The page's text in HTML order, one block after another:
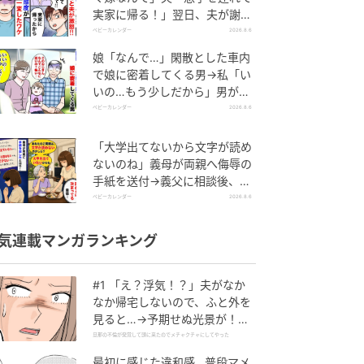
実家に帰る！」翌日、夫が謝罪
してきたワケ
ベビーカレンダー 2026.8.6
娘「なんで…」閑散とした車内
で娘に密着してくる男→私「い
いの…もう少しだから」男が血
相を変え逃げたワケ
ベビーカレンダー 2026.8.6
「大学出てないから文字が読め
ないのね」義母が両親へ侮辱の
手紙を送付→義父に相談後、訪
れた末路とは
ベビーカレンダー 2026.8.6
連載マンガランキング
#1 「え？浮気！？」夫がなか
なか帰宅しないので、ふと外を
見ると…→予期せぬ光景が！｜
旦那の不倫が発覚して頭に来た
旦那の不倫が発覚して頭に来たのでメチャクチャにしてやった